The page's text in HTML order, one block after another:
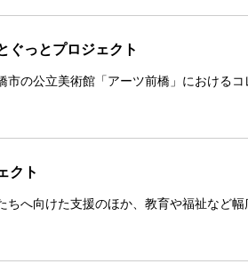
っとプロジェクト
市の公立美術館「アーツ前橋」における
クト
ちへ向けた支援のほか、教育や福祉など